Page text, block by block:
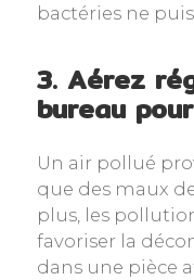
bactéries ne
3. Aérez
bureau
Un air pollué
que des maux
plus, les
favoriser la
dans une pièce